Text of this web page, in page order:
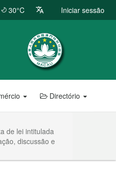
30°C Iniciar sessão
Directório
de lei intitulada
discussão e